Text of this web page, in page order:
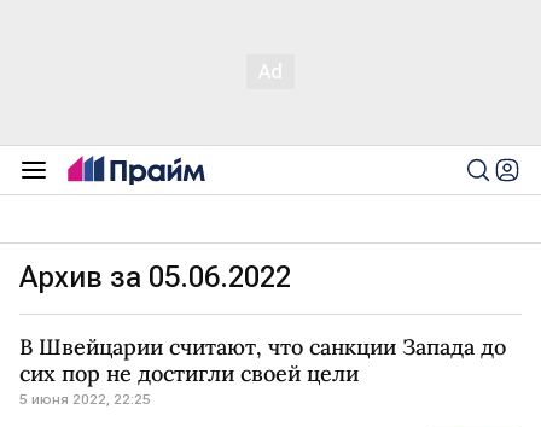
Архив за 05.06.2022
В Швейцарии считают, что санкции Запада до
сих пор не достигли своей цели
5 июня 2022, 22:25